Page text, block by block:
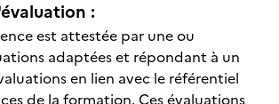
:
est attestée par une ou
adaptées et répondant à un
en lien avec le référentiel
de la formation. Ces évaluations